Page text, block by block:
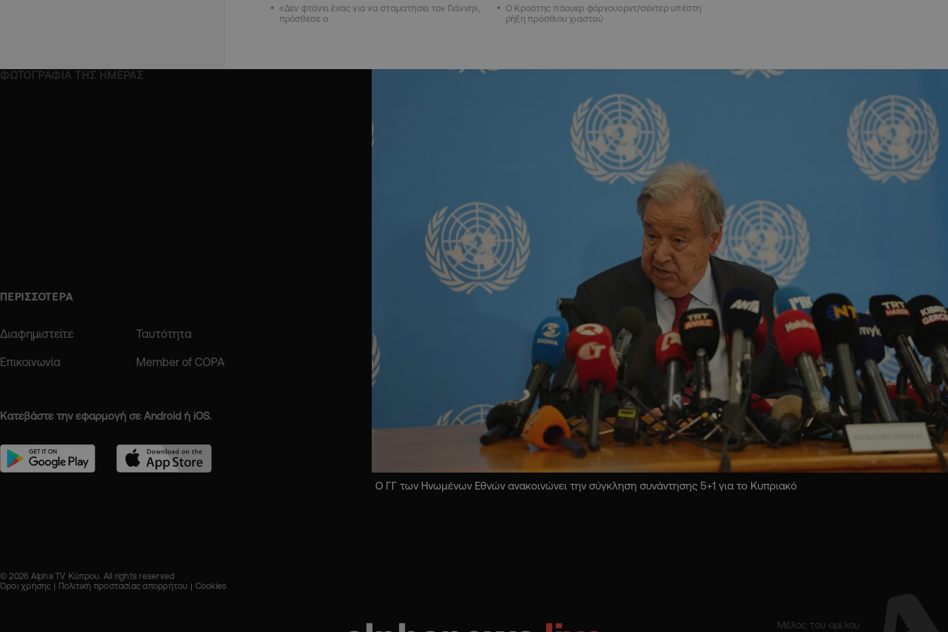
«Δεν φτάνει ένας για να σταματήσει τον Γιάννη»,
πρόσθεσε ο
Ο Κροάτης πάουερ φόργουορντ/σέντερ υπέστη
ρήξη πρόσθιου χιαστού
ΦΩΤΟΓΡΑΦΙΑ ΤΗΣ ΗΜΕΡΑΣ
ΠΕΡΙΣΣΟΤΕΡΑ
Διαφημιστείτε Ταυτότητα
Επικοινωνία Member of COPA
Κατεβάστε την εφαρμογή σε Android ή iOS.
Ο ΓΓ των Ηνωμένων Εθνών ανακοινώνει την σύγκληση συνάντησης 5+1 για το Κυπριακό
© 2026 Alpha TV Κύπρου. All rights reserved
Όροι χρήσης
Πολιτική προστασίας απορρήτου Cookies
Μέλος του ομίλου